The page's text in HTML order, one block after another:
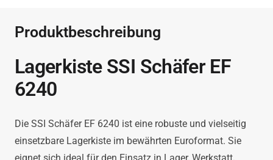
6240
Produktbeschreibung
Lagerkiste SSI Schäfer EF
6240
Die SSI Schäfer EF 6240 ist eine robuste und vielseitig
einsetzbare Lagerkiste im bewährten Euroformat. Sie